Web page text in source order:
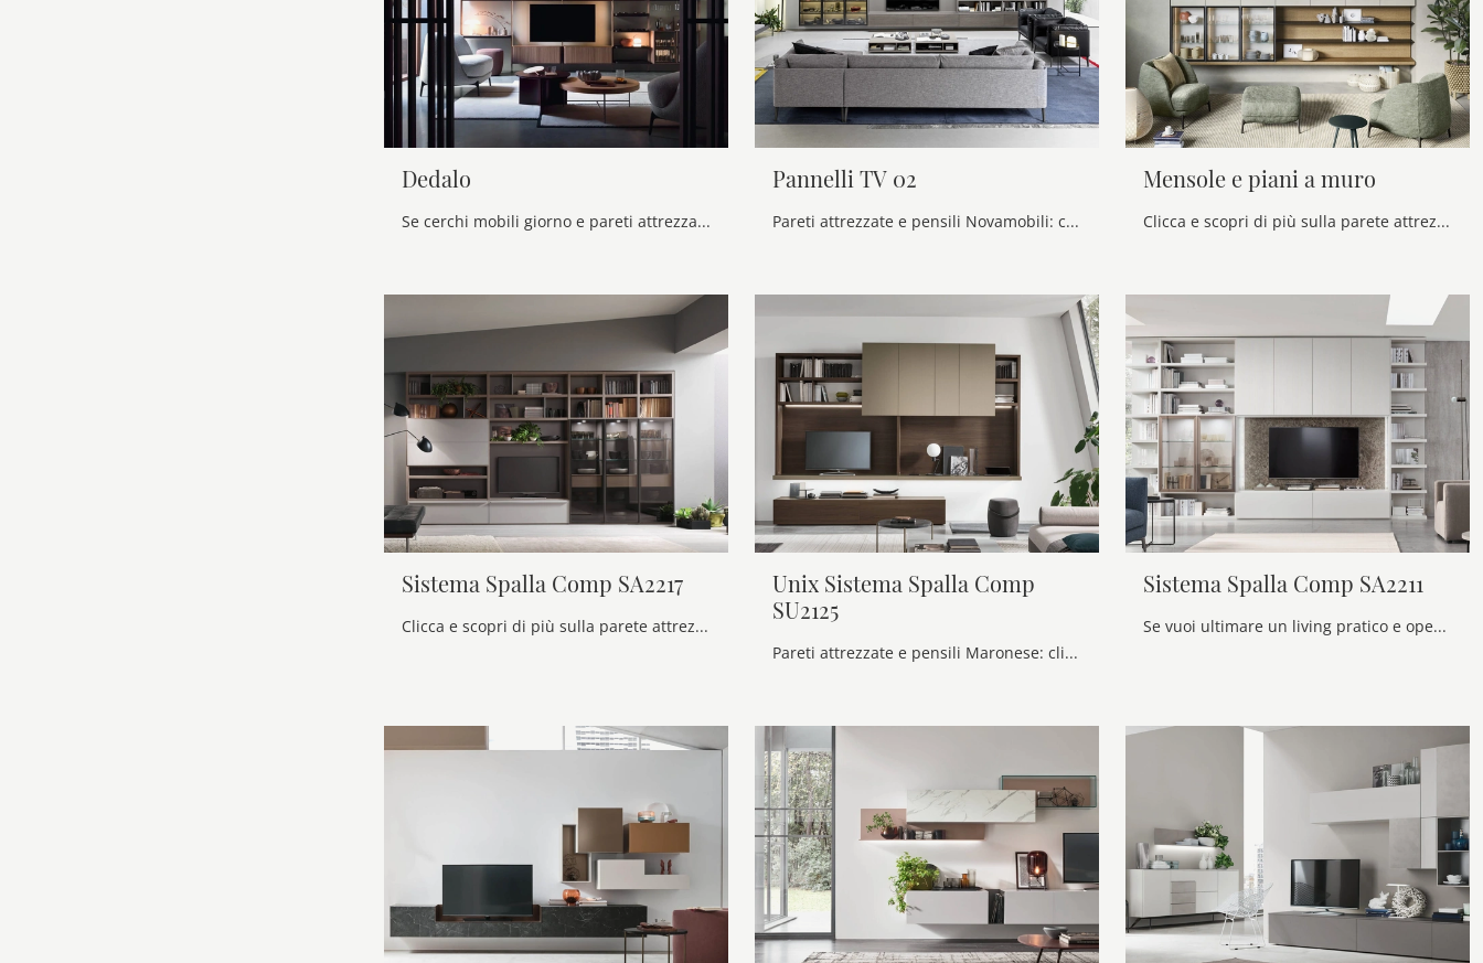
Dedalo
Se cerchi mobili giorno e pareti attrezzate moderne, prediligi il modello Dedalo di Novamobili: clicca e scopri di più!
Pannelli TV 02
Pareti attrezzate e pensili Novamobili: clicca e scopri il modello Pannelli TV 02 e potrai completare stanze moderne di ogni genere.
Mensole e piani a muro
Clicca e scopri di più sulla parete attrezzata Mensole e piani a muro della firma Novamobili: è la soluzione dalle linee moderne ideale per te.
Sistema Spalla Comp SA2217
Clicca e scopri di più sulla parete attrezzata Sistema Spalla Comp SA2217 del marchio Maronese: è la soluzione dalle linee moderne perfetta per te.
Unix Sistema Spalla Comp
SU2125
Pareti attrezzate e pensili Maronese: clicca e scopri il modello Unix Sistema Spalla Comp SU2125 e potrai completare stanze moderne di ogni tipo.
Sistema Spalla Comp SA2211
Se vuoi ultimare un living pratico e operativo dalle linee moderne, ti presentiamo la parete attrezzata Sistema Spalla Comp SA2211 Maronese.